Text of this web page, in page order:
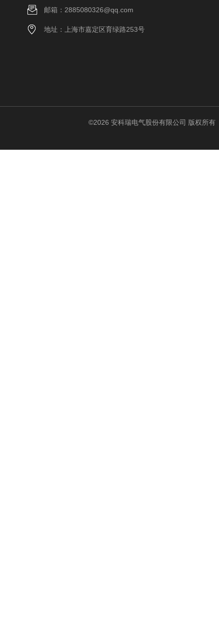
邮箱：2885080326@qq.com
地址：上海市嘉定区育绿路253号
©2026 安科瑞电气股份有限公司 版权所